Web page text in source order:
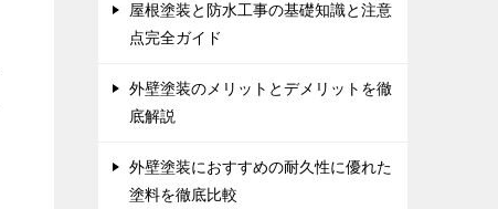
屋根塗装と防水工事の基礎知識と注意
点完全ガイド
外壁塗装のメリットとデメリットを徹
底解説
外壁塗装におすすめの耐久性に優れた
塗料を徹底比較